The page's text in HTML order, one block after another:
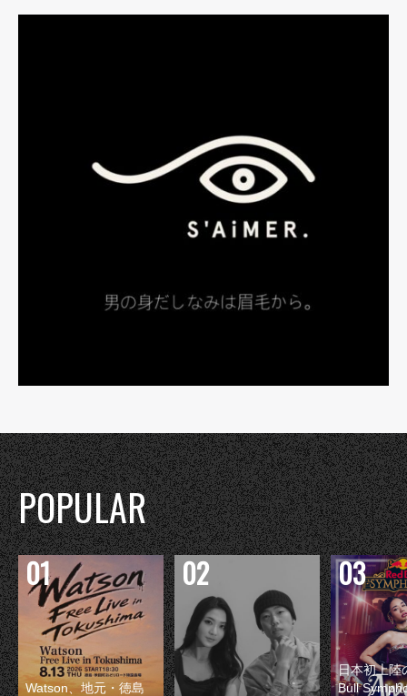
POPULAR
Watson、地元・徳島
日本初上陸
Bull